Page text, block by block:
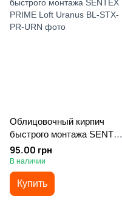
Облицовочный кирпич
быстрого монтажа SENTEX
PRIME Loft Uranus
95.00 грн
В наличии
Купить